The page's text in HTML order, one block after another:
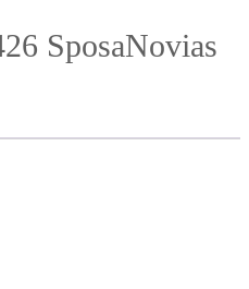
SposaNovias